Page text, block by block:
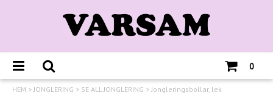
0
HEM >JONGLERING > SE ALL JONGLERING >Jongleringsbollar, lek